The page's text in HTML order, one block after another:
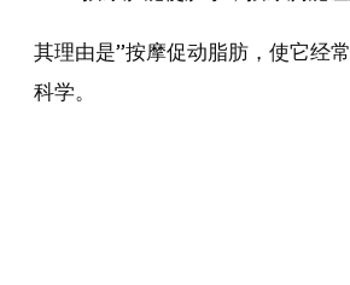
其理由是”按摩促动脂肪，使它经
科学。